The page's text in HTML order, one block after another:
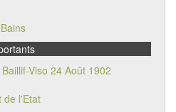
Viso 24 Août 1902
de l'Etat